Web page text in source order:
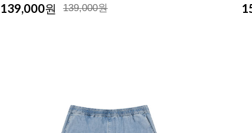
139,000원 139,000원